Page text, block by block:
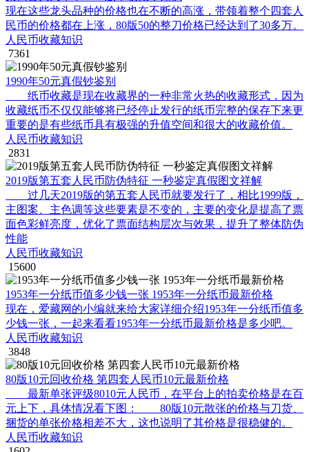
现在这些龙头品种的价格也在不断的高涨，带领着整个四套人
民币的价格都在上涨，80版50的整刀价格已经达到了30多万。
人民币收藏知识
7361
1990年50元真假钞鉴别
纸币收藏是现在收藏界的一种非常火热的收藏形式，因为
收藏纸币不仅仅能够将已经停止发行的纸币完整的保存下来更
重要的是有些纸币具有极强的升值空间和很大的收藏价值。
人民币收藏知识
2831
2019版第五套人民币防伪特征 一秒鉴定真假图文祥解
过几天2019版的第五套人民币就要发行了，相比1999版，
主图案、主色调等这些要素是不变的，主要的变化是提高了票
面色彩鲜亮度，优化了票面结构层次与效果，提升了整体防伪
性能
人民币收藏知识
15600
1953年一分纸币值多少钱一张 1953年一分纸币最新价格
现在，爱藏网的小编就来给大家详细介绍1953年一分纸币值多
少钱一张，一起来看看1953年一分纸币最新价格是多少吧。
人民币收藏知识
3848
80版10元回收价格 第四套人民币10元最新价格
最新单张评级8010元人民币，在平台上的拍卖价格是在百
元上下，具体情况看下图： 80版10元散张的价格与刀货、
捆货的单张价格相差不大，这也说明了其价格是很稳健的。
人民币收藏知识